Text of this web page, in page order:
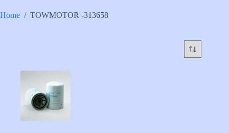
Home / TOWMOTOR -313658